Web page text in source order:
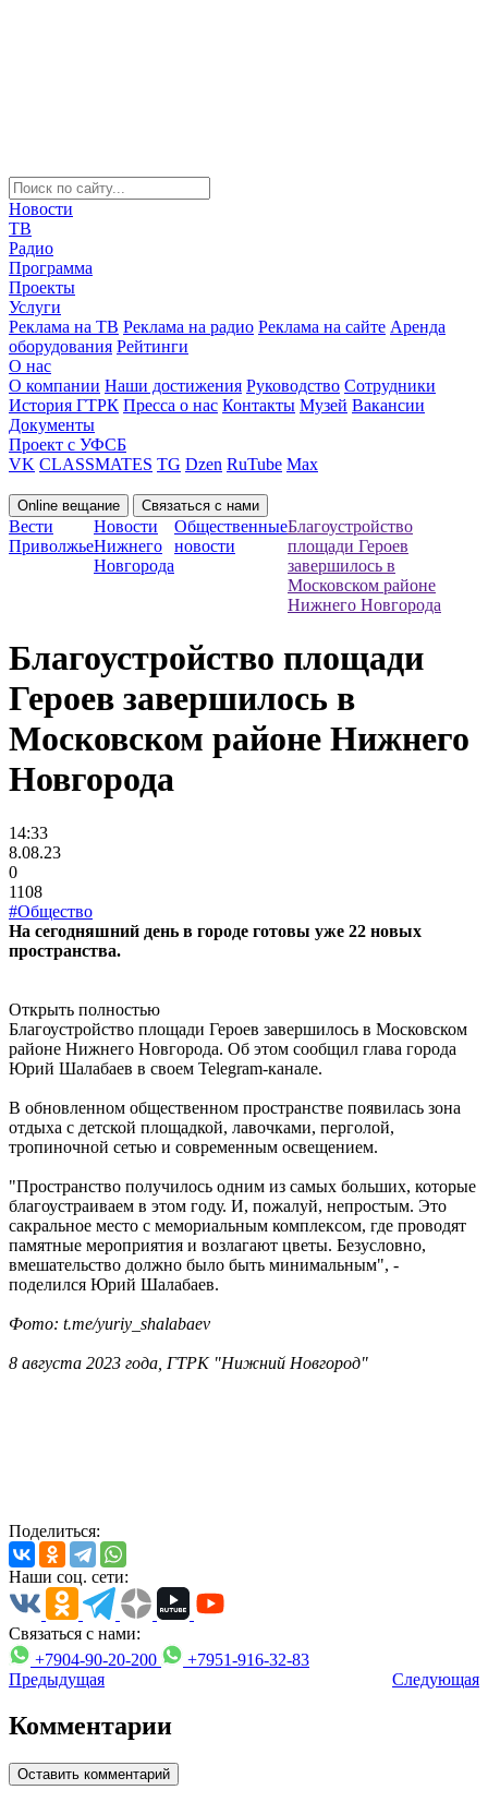
Новости
ТВ
Радио
Программа
Проекты
Услуги
Реклама на ТВ Реклама на радио Реклама на сайте Аренда
оборудования Рейтинги
О нас
О компании Наши достижения Руководство Сотрудники
История ГТРК Пресса о нас Контакты Музей Вакансии
Документы
Проект с УФСБ
VK CLASSMATES TG Dzen RuTube Max
Online вещание Связаться с нами
Вести
Приволжье
Новости
Нижнего
Новгорода
Общественные
новости
Благоустройство
площади Героев
завершилось в
Московском районе
Нижнего Новгорода
Благоустройство площади
Героев завершилось в
Московском районе Нижнего
Новгорода
14:33
8.08.23
0
1108
#Общество
На сегодняшний день в городе готовы уже 22 новых
пространства.
Открыть полностью
Благоустройство площади Героев завершилось в Московском
районе Нижнего Новгорода. Об этом сообщил глава города
Юрий Шалабаев в своем Telegram-канале.
В обновленном общественном пространстве появилась зона
отдыха с детской площадкой, лавочками, перголой,
тропиночной сетью и современным освещением.
"Пространство получилось одним из самых больших, которые
благоустраиваем в этом году. И, пожалуй, непростым. Это
сакральное место с мемориальным комплексом, где проводят
памятные мероприятия и возлагают цветы. Безусловно,
вмешательство должно было быть минимальным", -
поделился Юрий Шалабаев.
Фото: t.me/yuriy_shalabaev
8 августа 2023 года, ГТРК "Нижний Новгород"
Поделиться:
Наши соц. сети:
Связаться с нами:
+7904-90-20-200
+7951-916-32-83
Предыдущая
Следующая
Комментарии
Оставить комментарий